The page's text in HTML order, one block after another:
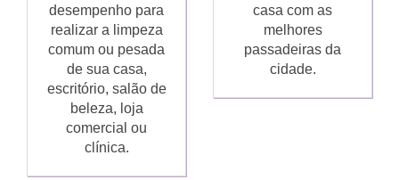
desempenho para
realizar a limpeza
comum ou pesada
de sua casa,
escritório, salão de
beleza, loja
comercial ou
clínica.
casa com as
melhores
passadeiras da
cidade.